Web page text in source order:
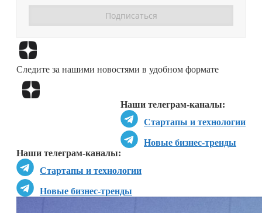
Следите за нашими новостями в удобном формате
Наши телеграм-каналы:
Стартапы и технологии
Новые бизнес-тренды
Наши телеграм-каналы:
Стартапы и технологии
Новые бизнес-тренды